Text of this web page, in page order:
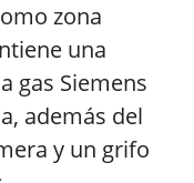
zona
una
gas Siemens
además del
y un grifo